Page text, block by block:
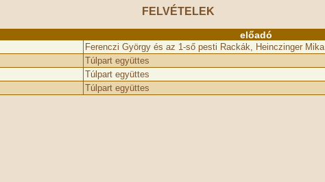
FELVÉTELEK
előadó
Ferenczi György és az 1-ső pesti Rackák, Heinczinger Mika
Túlpart együttes
Túlpart együttes
Túlpart együttes